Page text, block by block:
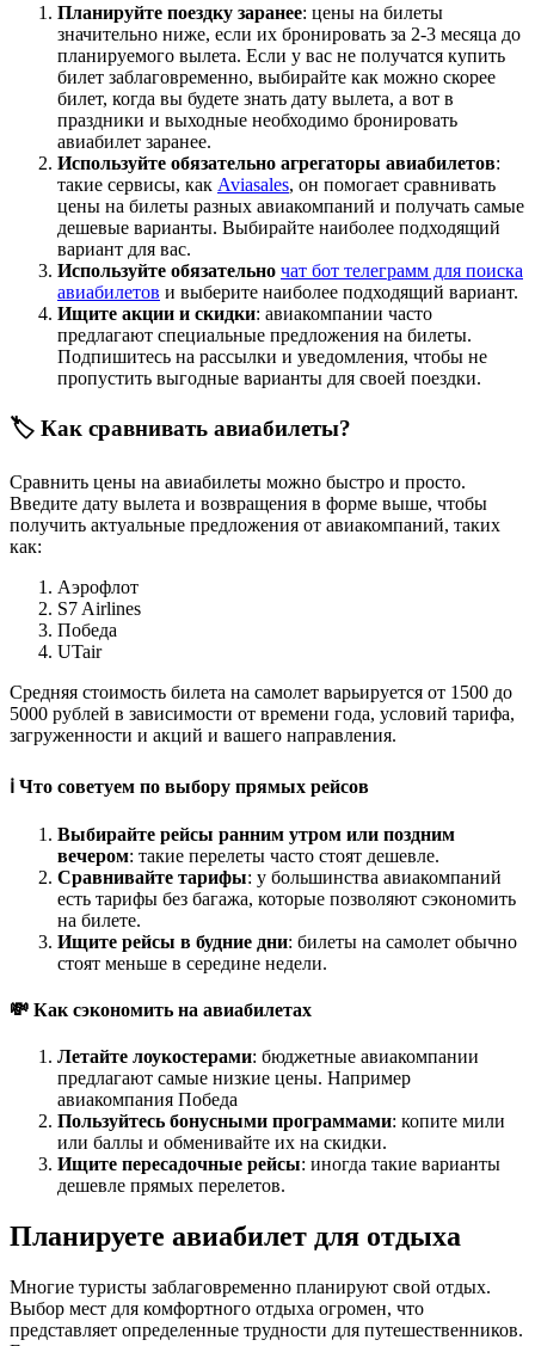
Планируйте поездку заранее: цены на билеты
значительно ниже, если их бронировать за 2-3 месяца до
планируемого вылета. Если у вас не получатся купить
билет заблаговременно, выбирайте как можно скорее
билет, когда вы будете знать дату вылета, а вот в
праздники и выходные необходимо бронировать
авиабилет заранее.
Используйте обязательно агрегаторы авиабилетов:
такие сервисы, как Aviasales, он помогает сравнивать
цены на билеты разных авиакомпаний и получать самые
дешевые варианты. Выбирайте наиболее подходящий
вариант для вас.
Используйте обязательно чат бот телеграмм для поиска
авиабилетов и выберите наиболее подходящий вариант.
Ищите акции и скидки: авиакомпании часто
предлагают специальные предложения на билеты.
Подпишитесь на рассылки и уведомления, чтобы не
пропустить выгодные варианты для своей поездки.
🏷️ Как сравнивать авиабилеты?
Сравнить цены на авиабилеты можно быстро и просто.
Введите дату вылета и возвращения в форме выше, чтобы
получить актуальные предложения от авиакомпаний, таких
как:
Аэрофлот
S7 Airlines
Победа
UTair
Средняя стоимость билета на самолет варьируется от 1500 до
5000 рублей в зависимости от времени года, условий тарифа,
загруженности и акций и вашего направления.
ℹ️ Что советуем по выбору прямых рейсов
Выбирайте рейсы ранним утром или поздним
вечером: такие перелеты часто стоят дешевле.
Сравнивайте тарифы: у большинства авиакомпаний
есть тарифы без багажа, которые позволяют сэкономить
на билете.
Ищите рейсы в будние дни: билеты на самолет обычно
стоят меньше в середине недели.
💸 Как сэкономить на авиабилетах
Летайте лоукостерами: бюджетные авиакомпании
предлагают самые низкие цены. Например
авиакомпания Победа
Пользуйтесь бонусными программами: копите мили
или баллы и обменивайте их на скидки.
Ищите пересадочные рейсы: иногда такие варианты
дешевле прямых перелетов.
Планируете авиабилет для отдыха
Многие туристы заблаговременно планируют свой отдых.
Выбор мест для комфортного отдыха огромен, что
представляет определенные трудности для путешественников.